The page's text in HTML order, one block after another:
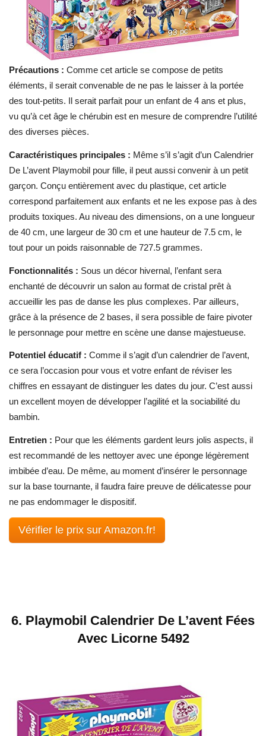
Précautions : Comme cet article se compose de petits
éléments, il serait convenable de ne pas le laisser à la portée
des tout-petits. Il serait parfait pour un enfant de 4 ans et plus,
vu qu’à cet âge le chérubin est en mesure de comprendre l’utilité
des diverses pièces.
Caractéristiques principales : Même s’il s’agit d’un Calendrier
De L’avent Playmobil pour fille, il peut aussi convenir à un petit
garçon. Conçu entièrement avec du plastique, cet article
correspond parfaitement aux enfants et ne les expose pas à des
produits toxiques. Au niveau des dimensions, on a une longueur
de 40 cm, une largeur de 30 cm et une hauteur de 7.5 cm, le
tout pour un poids raisonnable de 727.5 grammes.
Fonctionnalités : Sous un décor hivernal, l’enfant sera
enchanté de découvrir un salon au format de cristal prêt à
accueillir les pas de danse les plus complexes. Par ailleurs,
grâce à la présence de 2 bases, il sera possible de faire pivoter
le personnage pour mettre en scène une danse majestueuse.
Potentiel éducatif : Comme il s’agit d’un calendrier de l’avent,
ce sera l’occasion pour vous et votre enfant de réviser les
chiffres en essayant de distinguer les dates du jour. C’est aussi
un excellent moyen de développer l’agilité et la sociabilité du
bambin.
Entretien : Pour que les éléments gardent leurs jolis aspects, il
est recommandé de les nettoyer avec une éponge légèrement
imbibée d’eau. De même, au moment d’insérer le personnage
sur la base tournante, il faudra faire preuve de délicatesse pour
ne pas endommager le dispositif.
Vérifier le prix sur Amazon.fr!
6. Playmobil Calendrier De L’avent Fées
Avec Licorne 5492